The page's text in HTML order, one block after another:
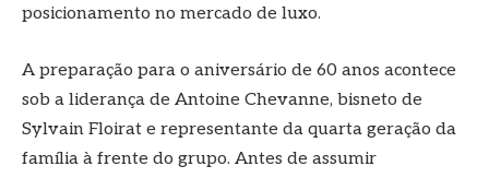
posicionamento no mercado de luxo.
A preparação para o aniversário de 60 anos acontece
sob a liderança de Antoine Chevanne, bisneto de
Sylvain Floirat e representante da quarta geração da
família à frente do grupo. Antes de assumir